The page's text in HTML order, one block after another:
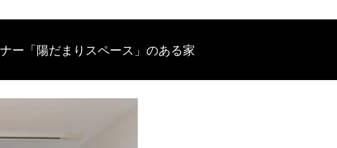
ー「陽だまりスペース」のある家